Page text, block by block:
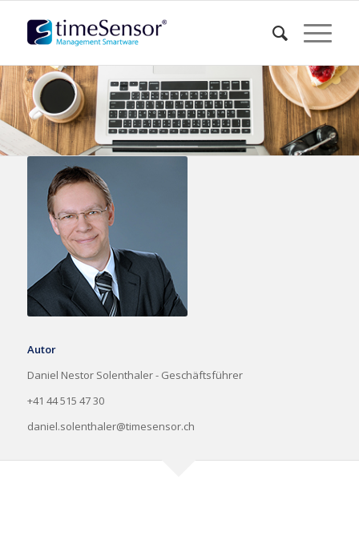
Autor
Daniel Nestor Solenthaler - Geschäftsführer
+41 44 515 47 30
daniel.solenthaler@timesensor.ch